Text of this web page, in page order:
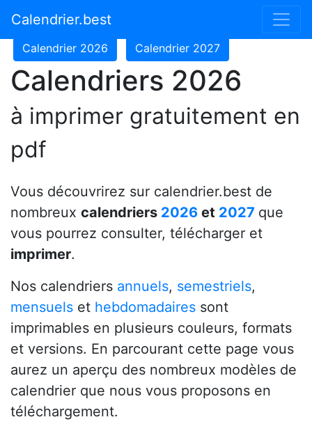
Calendrier.best
Calendrier 2024
Calendrier 2026 Calendrier 2027
Calendriers 2026
à imprimer gratuitement en
pdf
Vous découvrirez sur calendrier.best de
nombreux calendriers 2026 et 2027 que
vous pourrez consulter, télécharger et
imprimer.
Nos calendriers annuels, semestriels,
mensuels et hebdomadaires sont
imprimables en plusieurs couleurs, formats
et versions. En parcourant cette page vous
aurez un aperçu des nombreux modèles de
calendrier que nous vous proposons en
téléchargement.